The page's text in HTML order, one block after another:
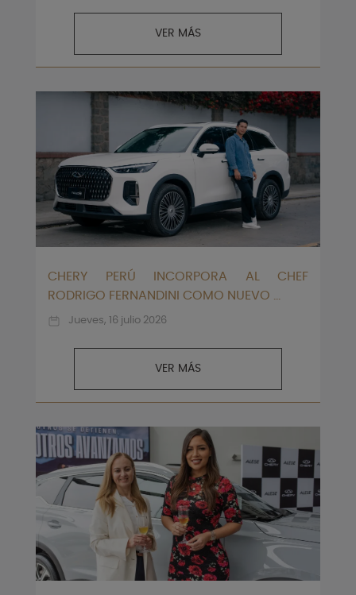
VER MÁS
CHERY PERÚ INCORPORA AL CHEF
RODRIGO FERNANDINI COMO NUEVO ...
Jueves, 16 julio 2026
VER MÁS